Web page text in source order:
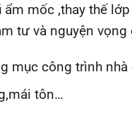
mốc ,thay thế
tư và nguyện
mục công trình nhà
tôn…